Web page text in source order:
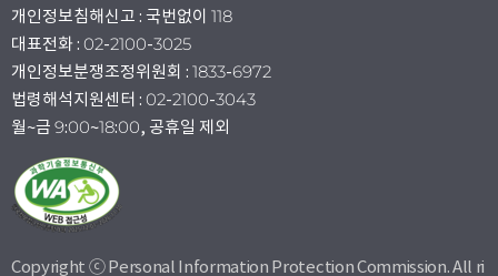
개인정보침해신고 : 국번없이 118
대표전화 : 02-2100-3025
개인정보분쟁조정위원회 : 1833-6972
법령해석지원센터 : 02-2100-3043
월~금 9:00~18:00, 공휴일 제외
Copyright ⓒ Personal Information Protection Commission. All ri